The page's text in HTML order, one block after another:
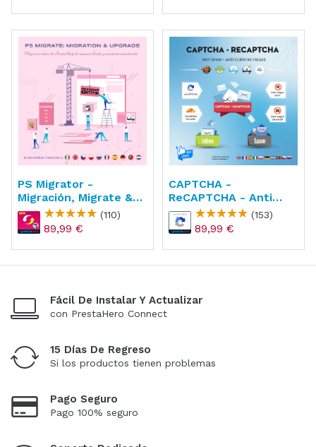
PS Migrator -
Migración, Migrate &
Upgrade
(110)
89,99 €
CAPTCHA -
ReCAPTCHA - Anti
Spam - Anti Cuentas
Falsas
(153)
89,99 €
Fácil De Instalar Y Actualizar
con PrestaHero Connect
15 Días De Regreso
Si los productos tienen problemas
Pago Seguro
Pago 100% seguro